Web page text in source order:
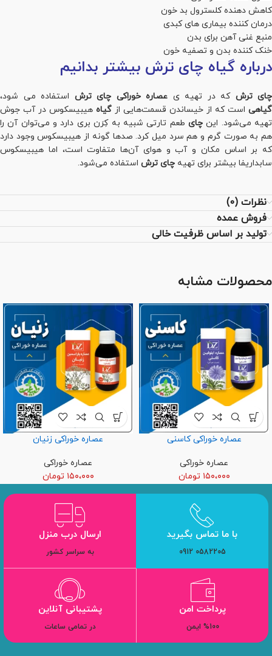
کاهش دهنده کلسترول بد خون
درمان کننده بیماری های کبدی
منبع غنی آهن برای بدن
خنک کننده بدن و تصفیه خون
درباره گیاه چای ترش بیشتر بدانیم
چای ترش که در تهیه ی عصاره خوراکی چای ترش استفاده می شود،
گیاهی است که از خیساندن قسمت‌هایی از گیاه هیبیسکوس در آب جوش
تهیه می‌شود. اینچای طعم تارتی شبیه به کِرَن بری دارد و می‌توان آن را
هم به صورت گرم و هم سرد میل کرد. صدها گونه از هیبیسکوس وجود دارد
که بر اساس مکان و آب و هوای آن‌ها متفاوت است، اما هیبیسکوس
سابداریفا بیشتر برای تهیه چای ترش استفاده می‌شود.
نظرات (0)
فروش عمده
تولید بر اساس ظرفیت خالی
محصولات مشابه
عصاره خوراکی کاسنی
عصاره خوراکی
۱۵۰،۰۰۰ تومان
عصاره خوراکی زنیان
عصاره خوراکی
۱۵۰،۰۰۰ تومان
با ما تماس بگیرید
0582205 0912
ارسال درب منزل
به سراسر کشور
پرداخت امن
%100 ایمن
پشتیبانی آنلاین
در تمامی ساعات